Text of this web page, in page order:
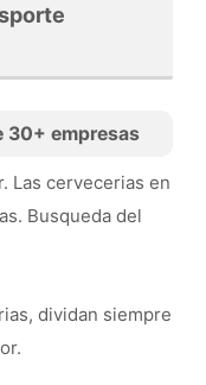
30+ empresas
Las cervecerias en
Busqueda del
dividan siempre